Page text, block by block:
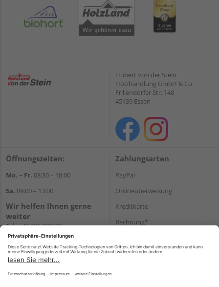
Hubert von der Stein
Holzhandlung GmbH & Co.
Frillendorfer Str. 148
45139 Essen
Öffnungszeiten:
Mo. – Fr. 08:30 – 18:00
Sa. 09:00 – 13:00
Wir helfen Ihnen gerne
weiter
Tel.:+49 201 898020
E-Mail:shop@vonderstein.de
Zahlungsarten
PayPal
Onlineüberweisung
Kreditkarte
Rechnung*
Versand